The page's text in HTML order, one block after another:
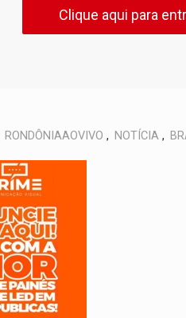
Clique aqui para
RONDÔNIAAOVIVO , NOTÍCIA ,